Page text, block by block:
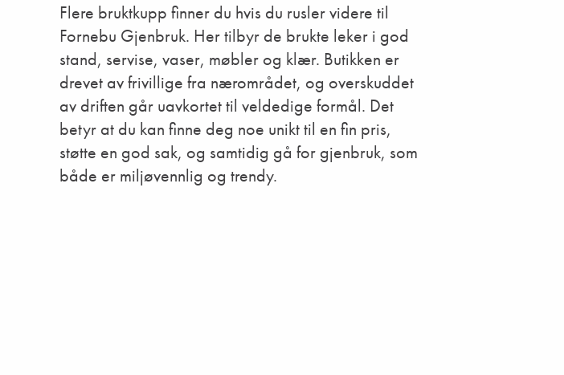
Flere bruktkupp finner du hvis du rusler videre til
Fornebu Gjenbruk. Her tilbyr de brukte leker i god
stand, servise, vaser, møbler og klær. Butikken er
drevet av frivillige fra nærområdet, og overskuddet
av driften går uavkortet til veldedige formål. Det
betyr at du kan finne deg noe unikt til en fin pris,
støtte en god sak, og samtidig gå for gjenbruk, som
både er miljøvennlig og trendy.